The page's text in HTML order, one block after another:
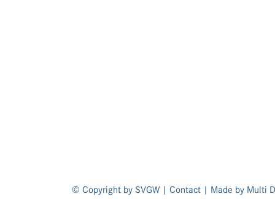
© Copyright by SVGW | Contact | Made by Multi